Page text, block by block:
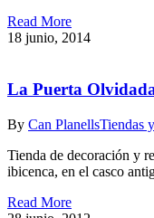
Read More
18 junio, 2014
La Puerta
By Can PlanellsTiendas
Tienda de decoración y
ibicenca, en el casco
Read More